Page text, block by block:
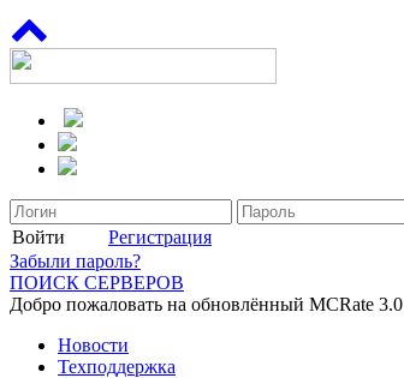
Войти
Регистрация
Забыли пароль?
ПОИСК СЕРВЕРОВ
Добро пожаловать на обновлённый MCRate 3.0
Новости
Техподдержка